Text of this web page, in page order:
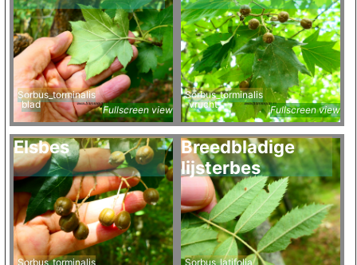
Sorbus_torminalis
blad
Fullscreen view
Sorbus_torminalis
vrucht
Fullscreen view
Elsbes
Sorbus_torminalis
Breedbladige
lijsterbes
Sorbus_latifolia